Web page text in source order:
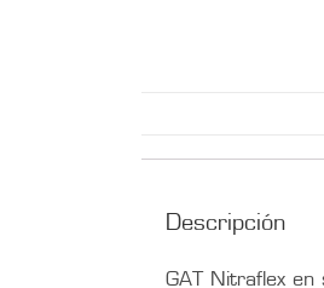
Descripción
GAT Nitraflex